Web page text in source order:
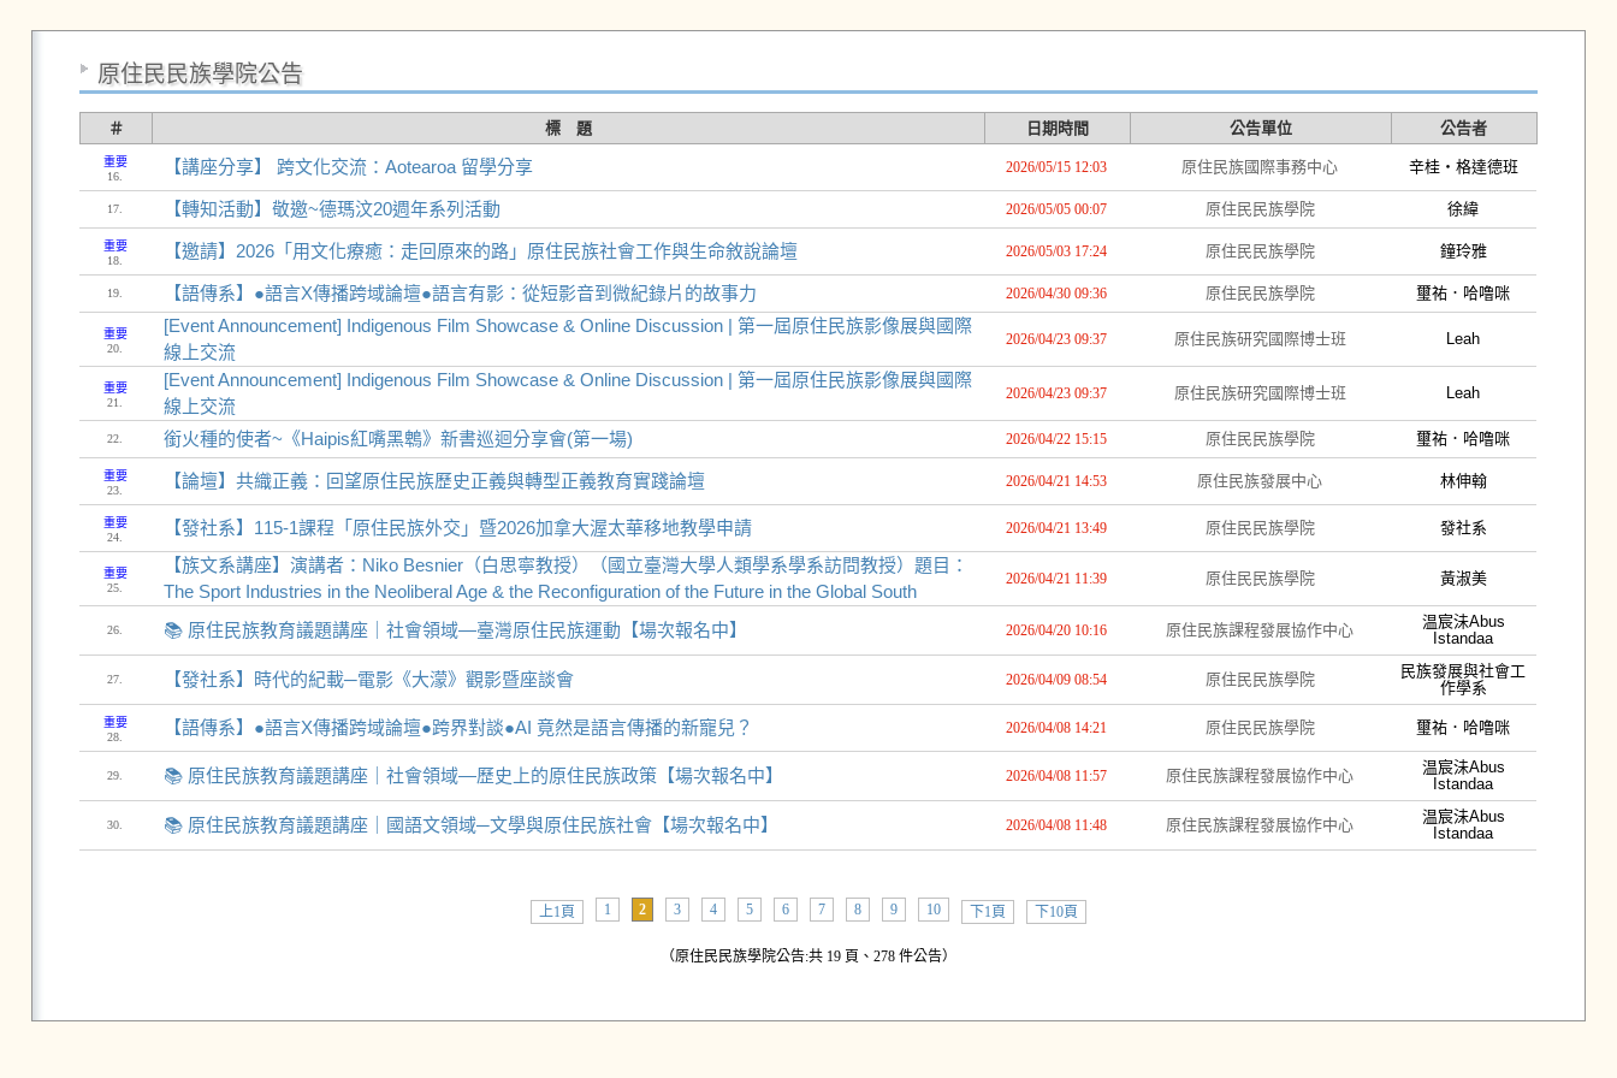
原住民民族學院公告
＃ 標 題 日期時間 公告單位 公告者
重要
16.
【講座分享】 跨文化交流：Aotearoa 留學分享 2026/05/15 12:03 原住民族國際事務中心 辛桂・格達德班
17. 【轉知活動】敬邀~德瑪汶20週年系列活動 2026/05/05 00:07 原住民民族學院 徐緯
重要
18.
【邀請】2026「用文化療癒：走回原來的路」原住民族社會工作與生命敘說論壇 2026/05/03 17:24 原住民民族學院 鐘玲雅
19. 【語傳系】●語言X傳播跨域論壇●語言有影：從短影音到微紀錄片的故事力 2026/04/30 09:36 原住民民族學院 璽祐．哈噜咪
重要
20.
[Event Announcement] Indigenous Film Showcase & Online Discussion | 第一屆原住民族影像展與國際
線上交流
2026/04/23 09:37 原住民族研究國際博士班 Leah
重要
21.
[Event Announcement] Indigenous Film Showcase & Online Discussion | 第一屆原住民族影像展與國際
線上交流
2026/04/23 09:37 原住民族研究國際博士班 Leah
22. 銜火種的使者~《Haipis紅嘴黑鵯》新書巡迴分享會(第一場) 2026/04/22 15:15 原住民民族學院 璽祐．哈噜咪
重要
23.
【論壇】共織正義：回望原住民族歷史正義與轉型正義教育實踐論壇 2026/04/21 14:53 原住民族發展中心 林伸翰
重要
24.
【發社系】115-1課程「原住民族外交」暨2026加拿大渥太華移地教學申請 2026/04/21 13:49 原住民民族學院 發社系
重要
25.
【族文系講座】演講者：Niko Besnier（白思寧教授）（國立臺灣大學人類學系學系訪問教授）題目：
The Sport Industries in the Neoliberal Age & the Reconfiguration of the Future in the Global South
2026/04/21 11:39 原住民民族學院 黃淑美
26. 📚 原住民族教育議題講座｜社會領域—臺灣原住民族運動【場次報名中】 2026/04/20 10:16 原住民族課程發展協作中心
温宸沬Abus
Istandaa
27. 【發社系】時代的紀載─電影《大濛》觀影暨座談會 2026/04/09 08:54 原住民民族學院
民族發展與社會工
作學系
重要
28.
【語傳系】●語言X傳播跨域論壇●跨界對談●AI 竟然是語言傳播的新寵兒？ 2026/04/08 14:21 原住民民族學院 璽祐．哈噜咪
29. 📚 原住民族教育議題講座｜社會領域—歷史上的原住民族政策【場次報名中】 2026/04/08 11:57 原住民族課程發展協作中心
温宸沬Abus
Istandaa
30. 📚 原住民族教育議題講座｜國語文領域─文學與原住民族社會【場次報名中】 2026/04/08 11:48 原住民族課程發展協作中心
温宸沬Abus
Istandaa
上1頁 1 2 3 4 5 6 7 8 9 10 下1頁 下10頁
（原住民民族學院公告:共 19 頁、278 件公告）